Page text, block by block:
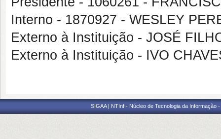
Interno - 1870927 - WESLEY
Externo à Instituição - JOSÉ
Externo à Instituição - IVO
SIGAA | NTInf - Núcleo de Tecnologia da